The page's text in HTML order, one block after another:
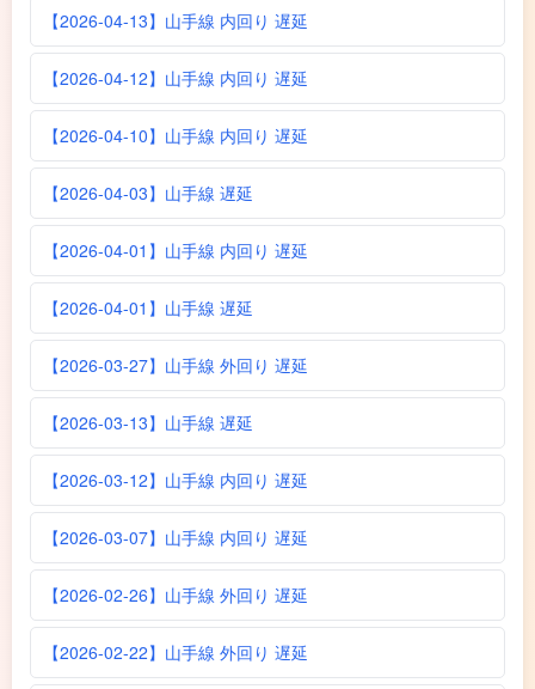
【2026-04-13】山手線 内回り 遅延
【2026-04-12】山手線 内回り 遅延
【2026-04-10】山手線 内回り 遅延
【2026-04-03】山手線 遅延
【2026-04-01】山手線 内回り 遅延
【2026-04-01】山手線 遅延
【2026-03-27】山手線 外回り 遅延
【2026-03-13】山手線 遅延
【2026-03-12】山手線 内回り 遅延
【2026-03-07】山手線 内回り 遅延
【2026-02-26】山手線 外回り 遅延
【2026-02-22】山手線 外回り 遅延